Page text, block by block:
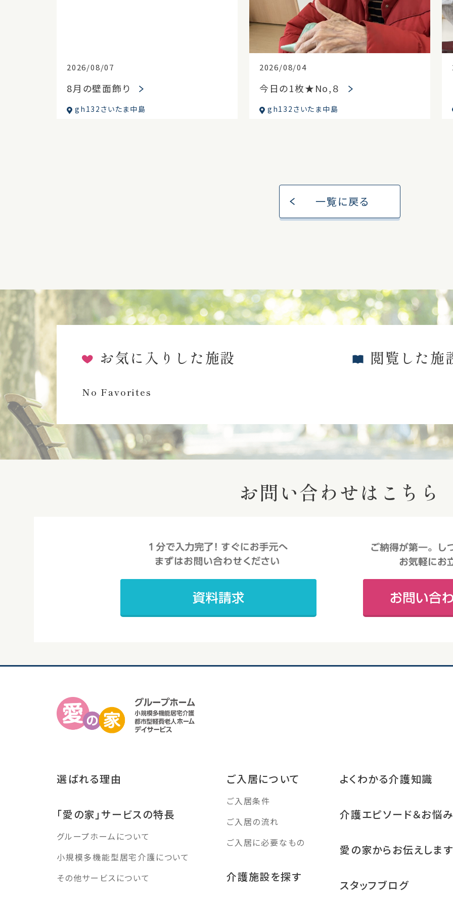
2026/08/07
8月の壁面飾り
gh132さいたま中島
2026/08/04
今日の1枚★No,８
gh132さいたま中島
一覧に戻る
お気に入りした施設
No Favorites
閲覧した施
お問い合わせはこちら
選ばれる理由
「愛の家」サービスの特長
グループホームについて
小規模多機能型居宅介護について
その他サービスについて
ご入居について
ご入居条件
ご入居の流れ
ご入居に必要なもの
介護施設を探す
よくわかる介護知識
介護エピソード＆お悩
愛の家からお伝えします
スタッフブログ